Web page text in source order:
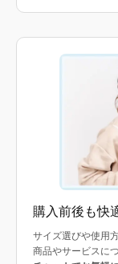
購入前後も快
サイズ選びや使用
商品やサービスに